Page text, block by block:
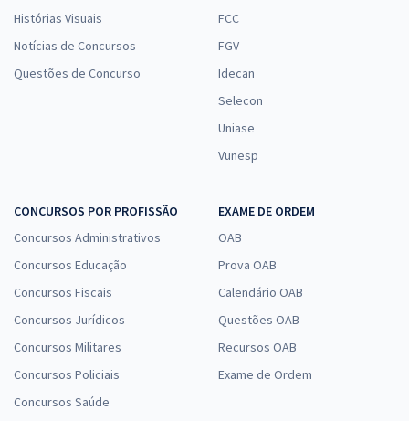
Histórias Visuais
Notícias de Concursos
Questões de Concurso
FCC
FGV
Idecan
Selecon
Uniase
Vunesp
CONCURSOS POR PROFISSÃO
Concursos Administrativos
Concursos Educação
Concursos Fiscais
Concursos Jurídicos
Concursos Militares
Concursos Policiais
Concursos Saúde
EXAME DE ORDEM
OAB
Prova OAB
Calendário OAB
Questões OAB
Recursos OAB
Exame de Ordem